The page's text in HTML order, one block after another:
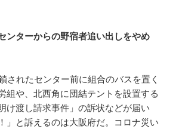
ンターからの野宿者追い出しをやめ
されたセンター前に組合のバスを置く
組や、北西角に団結テントを設置する
け渡し請求事件」の訴状などが届い
」と訴えるのは大阪府だ。コロナ災い